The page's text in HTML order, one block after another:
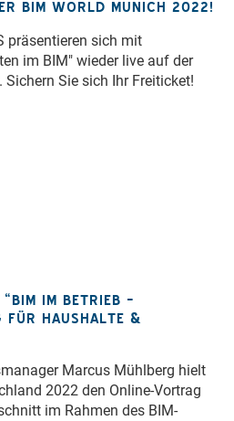
BIM WORLD MUNICH 2022!
präsentieren sich mit
im BIM" wieder live auf der
Sichern Sie sich Ihr Freiticket!
IM BETRIEB –
FÜR HAUSHALTE &
Marcus Mühlberg hielt
2022 den Online-Vortrag
im Rahmen des BIM-